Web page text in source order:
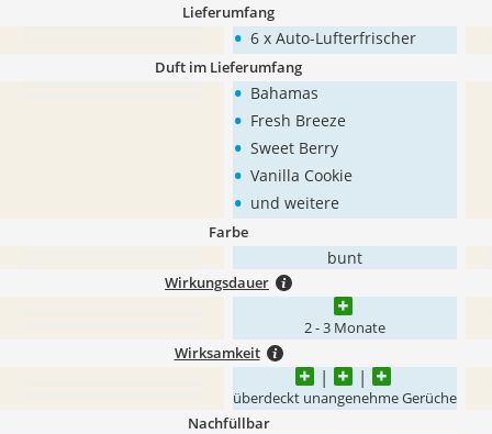
Lieferumfang
• 6 x Auto-Lufterfrischer
Duft im Lieferumfang
• Bahamas
• Fresh Breeze
• Sweet Berry
• Vanilla Cookie
• und weitere
Farbe
bunt
Wirkungsdauer
2 - 3 Monate
Wirksamkeit
überdeckt unangenehme Gerüche
Nachfüllbar